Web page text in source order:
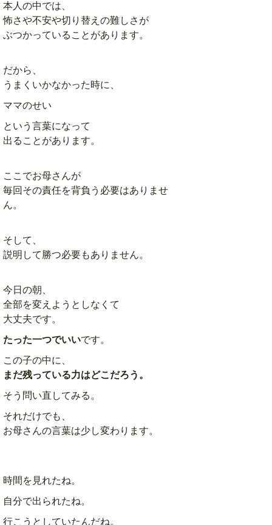
本人の中では、
怖さや不安や切り替えの難しさが
ぶつかっていることがあります。
だから、
うまくいかなかった時に、
ママのせい
という言葉になって
出ることがあります。
ここでお母さんが
毎回その責任を背負う必要はありませ
ん。
そして、
説明して勝つ必要もありません。
今日の朝、
全部を変えようとしなくて
大丈夫です。
たった一つでいいです。
この子の中に、
まだ残っている力はどこだろう。
そう問い直してみる。
それだけでも、
お母さんの言葉は少し変わります。
時間を見れたね。
自分で出られたね。
行こうとしていたんだね。